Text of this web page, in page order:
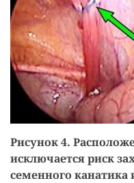
Рисунок 4.
исключается риск
семенного канатика